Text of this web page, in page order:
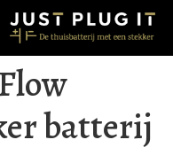
batterij